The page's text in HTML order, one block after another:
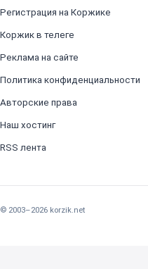
Регистрация на Коржике
Коржик в телеге
Реклама на сайте
Политика конфиденциальности
Авторские права
Наш хостинг
RSS лента
© 2003–2026 korzik.net